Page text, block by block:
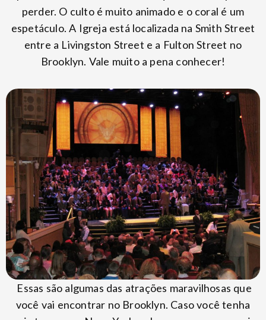
perder. O culto é muito animado e o coral é um
espetáculo. A Igreja está localizada na Smith Street
entre a Livingston Street e a Fulton Street no
Brooklyn. Vale muito a pena conhecer!
Essas são algumas das atrações maravilhosas que
você vai encontrar no Brooklyn. Caso você tenha